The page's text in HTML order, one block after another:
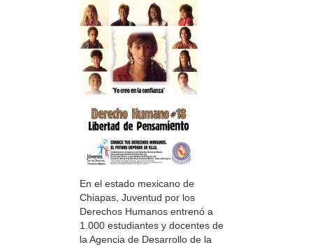
En el estado mexicano de
Chiapas, Juventud por los
Derechos Humanos entrenó a
1.000 estudiantes y docentes de
la Agencia de Desarrollo de la